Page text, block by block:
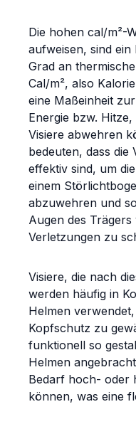
Die hohen cal/m²-
aufweisen, sind
Grad an
Cal/m², also
eine Maßeinheit
Energie bzw.
Visiere abwehren
bedeuten, dass die
effektiv sind, um
einem
abzuwehren und
Augen des
Verletzungen zu
Visiere, die nach
werden häufig in
Helmen
Kopfschutz zu
funktionell so
Helmen
Bedarf hoch- oder
können, was eine